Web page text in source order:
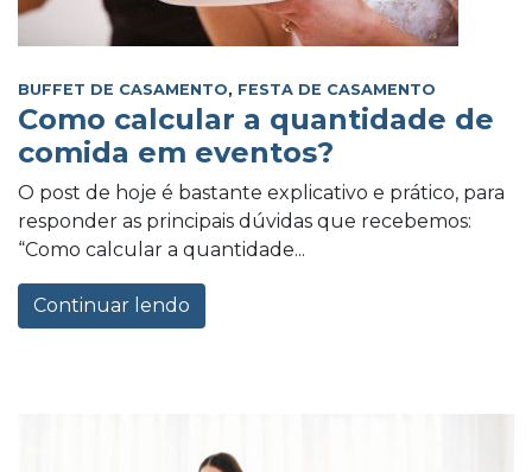
BUFFET DE CASAMENTO, FESTA DE CASAMENTO
Como calcular a quantidade de
comida em eventos?
O post de hoje é bastante explicativo e prático, para
responder as principais dúvidas que recebemos:
“Como calcular a quantidade...
Continuar lendo